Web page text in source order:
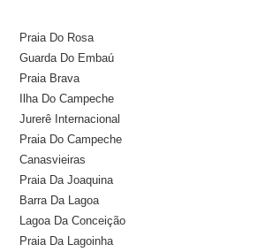
Praia Do Rosa
Guarda Do Embaú
Praia Brava
Ilha Do Campeche
Jurerê Internacional
Praia Do Campeche
Canasvieiras
Praia Da Joaquina
Barra Da Lagoa
Lagoa Da Conceição
Praia Da Lagoinha